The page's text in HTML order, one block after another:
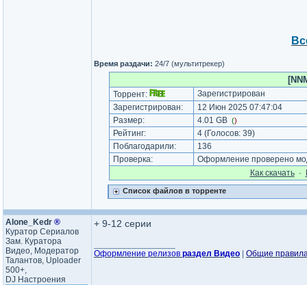
Время раздачи: 24/7 (мультитрекер)
Торрент:
Зарегистрирован
Зарегистрирован:
12 Июн 2025 07:47:04
Размер:
4.01 GB ()
Рейтинг: 4(Голосов: 39)
Поблагодарили:
136
Проверка:
Оформление проверено
Как cкачать·
Список файлов в торренте
Alone_Kedr ®
Куратор Сериалов
Зам. Куратора
Видео, Модератор
Талантов, Uploader
500+,
DJ Настроения
+ 9-12 серии
Оформление релизов раздел Видео Общие